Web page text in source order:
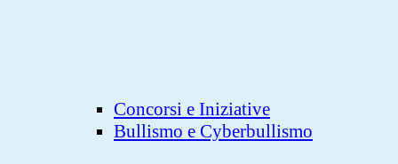
Concorsi e Iniziative
Bullismo e Cyberbullismo